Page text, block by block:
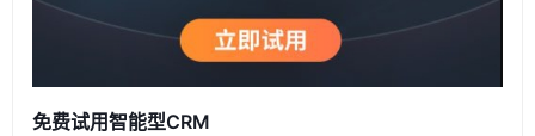
免费试用智能型CRM